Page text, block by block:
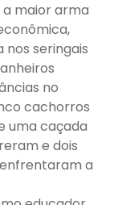
maior arma
nos seringais
no
cachorros
uma caçada
e dois
a